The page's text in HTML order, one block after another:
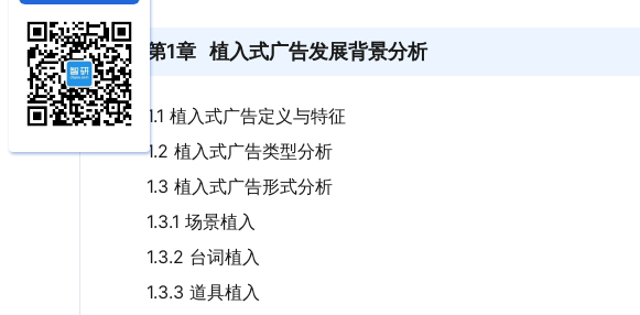
第1章 植入式广告发展背景分析
1.1 植入式广告定义与特征
1.2 植入式广告类型分析
1.3 植入式广告形式分析
1.3.1 场景植入
1.3.2 台词植入
1.3.3 道具植入